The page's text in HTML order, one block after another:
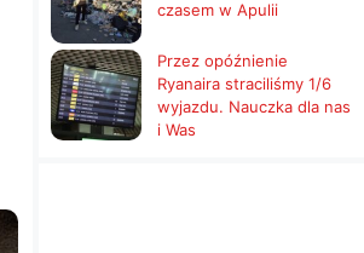
czasem w Apulii
Przez opóźnienie
Ryanaira straciliśmy 1/6
wyjazdu. Nauczka dla nas
i Was